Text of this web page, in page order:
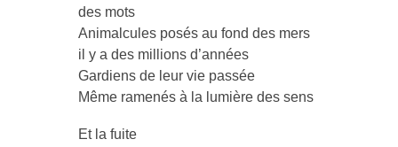
des mots
Animalcules posés au fond des mers
il y a des millions d’années
Gardiens de leur vie passée
Même ramenés à la lumière des sens
Et la fuite